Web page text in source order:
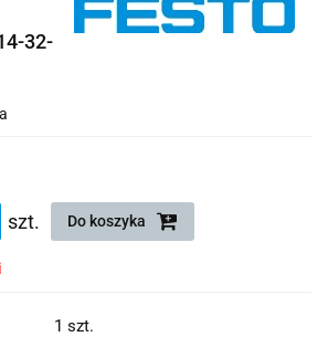
32-
szt. Do koszyka
1 szt.